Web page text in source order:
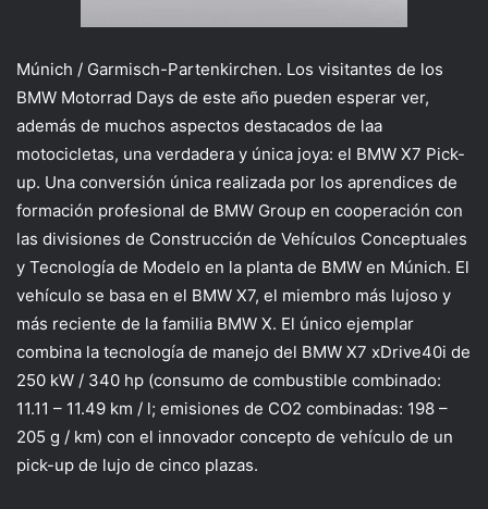
Múnich / Garmisch-Partenkirchen. Los visitantes de los
BMW Motorrad Days de este año pueden esperar ver,
además de muchos aspectos destacados de laa
motocicletas, una verdadera y única joya: el BMW X7 Pick-
up. Una conversión única realizada por los aprendices de
formación profesional de BMW Group en cooperación con
las divisiones de Construcción de Vehículos Conceptuales
y Tecnología de Modelo en la planta de BMW en Múnich. El
vehículo se basa en el BMW X7, el miembro más lujoso y
más reciente de la familia BMW X. El único ejemplar
combina la tecnología de manejo del BMW X7 xDrive40i de
250 kW / 340 hp (consumo de combustible combinado:
11.11 – 11.49 km / l; emisiones de CO2 combinadas: 198 –
205 g / km) con el innovador concepto de vehículo de un
pick-up de lujo de cinco plazas.